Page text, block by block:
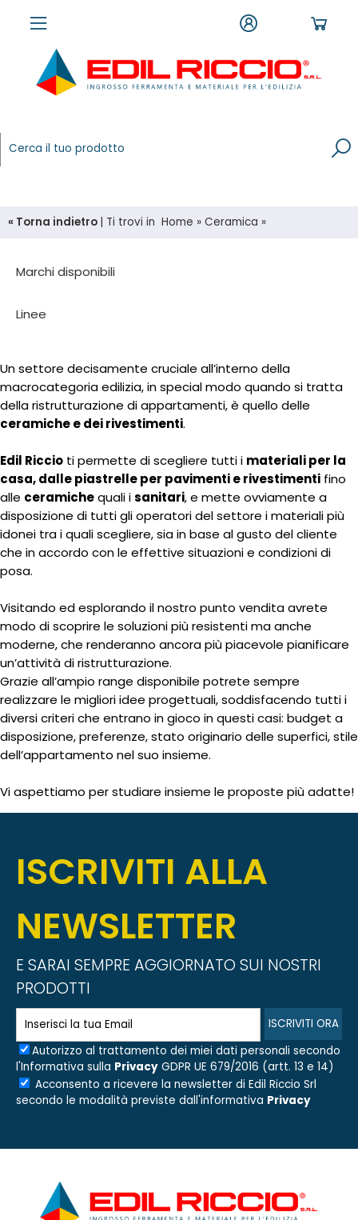
« Torna indietro Ti trovi in Home » Ceramica »
Marchi disponibili
Linee
Un settore decisamente cruciale all’interno della
macrocategoria edilizia, in special modo quando si tratta
della ristrutturazione di appartamenti, è quello delle
ceramiche e dei rivestimenti.
Edil Riccio ti permette di scegliere tutti i materiali per la
casa, dalle piastrelle per pavimenti e rivestimenti fino
alle ceramichequali isanitari, e mette ovviamente a
disposizione di tutti gli operatori del settore i materiali più
idonei tra i quali scegliere, sia in base al gusto del cliente
che in accordo con le effettive situazioni e condizioni di
posa.
Visitando ed esplorando il nostro punto vendita avrete
modo di scoprire le soluzioni più resistenti ma anche
moderne, che renderanno ancora più piacevole pianificare
un’attività di ristrutturazione.
Grazie all’ampio range disponibile potrete sempre
realizzare le migliori idee progettuali, soddisfacendo tutti i
diversi criteri che entrano in gioco in questi casi: budget a
disposizione, preferenze, stato originario delle superfici, stile
dell’appartamento nel suo insieme.
Vi aspettiamo per studiare insieme le proposte più adatte!
ISCRIVITI ALLA
NEWSLETTER
E SARAI SEMPRE AGGIORNATO SUI NOSTRI
PRODOTTI
Autorizzo al trattamento dei miei dati personali secondo
l'Informativa sulla Privacy GDPR UE 679/2016 (artt. 13 e 14)
Acconsento a ricevere la newsletter di Edil Riccio Srl
secondo le modalità previste dall'informativa Privacy